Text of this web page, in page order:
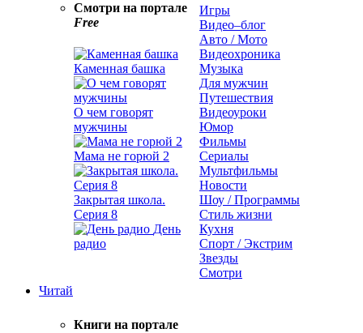
Смотри на портале
Free
Каменная башка
О чем говорят
мужчины
Мама не горюй 2
Закрытая школа.
Серия 8
День
радио
Игры
Видео–блог
Авто / Мото
Видеохроника
Музыка
Для мужчин
Путешествия
Видеоуроки
Юмор
Фильмы
Сериалы
Мультфильмы
Новости
Шоу / Программы
Стиль жизни
Кухня
Спорт / Экстрим
Звезды
Смотри
Читай
Книги на портале